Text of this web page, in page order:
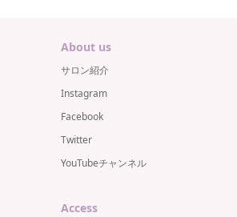
About us
サロン紹介
Instagram
Facebook
Twitter
YouTubeチャンネル
Access